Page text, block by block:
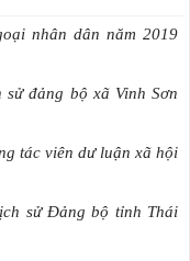
nhân dân năm 2019
đảng bộ xã Vinh Sơn
tác viên dư luận xã hội
sử Đảng bộ tỉnh Thái